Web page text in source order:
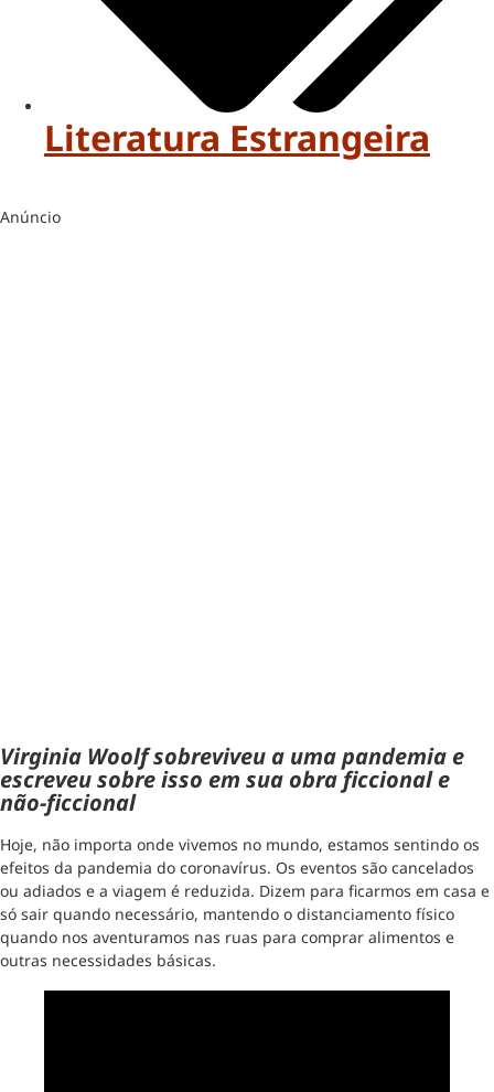
Literatura Estrangeira
Anúncio
Virginia Woolf sobreviveu a uma pandemia e
escreveu sobre isso em sua obra ficcional e
não-ficcional
Hoje, não importa onde vivemos no mundo, estamos sentindo os
efeitos da pandemia do coronavírus. Os eventos são cancelados
ou adiados e a viagem é reduzida. Dizem para ficarmos em casa e
só sair quando necessário, mantendo o distanciamento físico
quando nos aventuramos nas ruas para comprar alimentos e
outras necessidades básicas.